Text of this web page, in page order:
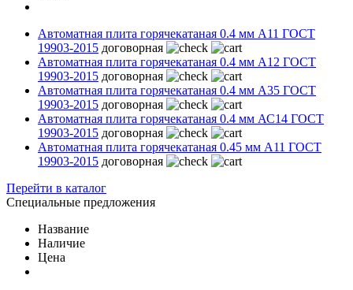
Автоматная плита горячекатаная 0.4 мм А11 ГОСТ
19903-2015 договорная
Автоматная плита горячекатаная 0.4 мм А12 ГОСТ
19903-2015 договорная
Автоматная плита горячекатаная 0.4 мм А35 ГОСТ
19903-2015 договорная
Автоматная плита горячекатаная 0.4 мм АС14 ГОСТ
19903-2015 договорная
Автоматная плита горячекатаная 0.45 мм А11 ГОСТ
19903-2015 договорная
Перейти в каталог
Специальные предложения
Название
Наличие
Цена